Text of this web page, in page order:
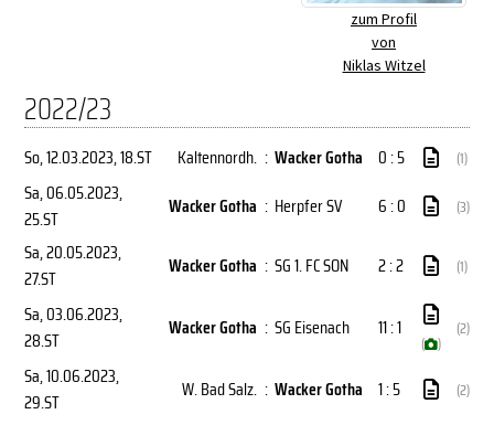
zum Profil
von
Niklas Witzel
2022/23
So, 12.03.2023, 18.ST Kaltennordh. : Wacker Gotha 0 : 5 (1)
Sa, 06.05.2023,
25.ST
Wacker Gotha : Herpfer SV 6 : 0 (3)
Sa, 20.05.2023,
27.ST
Wacker Gotha : SG 1. FC SON 2 : 2 (1)
Sa, 03.06.2023,
28.ST
Wacker Gotha : SG Eisenach 11 : 1
( )
(2)
Sa, 10.06.2023,
29.ST
W. Bad Salz. : Wacker Gotha 1 : 5 (2)